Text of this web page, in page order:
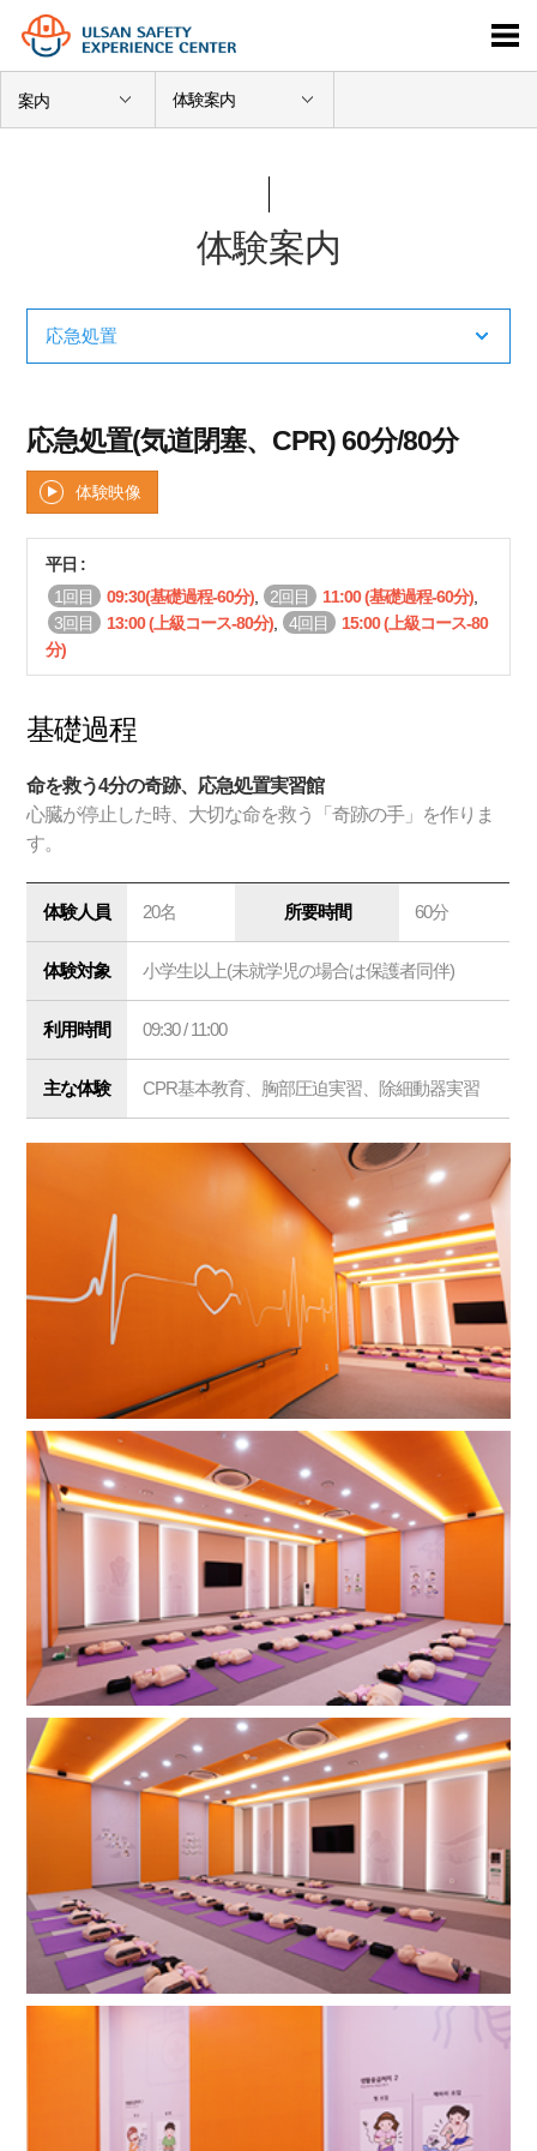
案内 体験案内
体験案内
応急処置(気道閉塞、CPR) 60分/80分
体験映像
平日 :
1回目
09:30(基礎過程-60分) 2回目 11:00 (基礎過程-60分)
3回目
13:00 (上級コース-80分) 4回目
15:00 (上級コース-80
分)
基礎過程
命を救う4分の奇跡、応急処置実習館
心臓が停止した時、大切な命を救う「奇跡の手」を作りま
す。
体験人員 20名 所要時間 60分
体験対象 小学生以上(未就学児の場合は保護者同伴)
利用時間 09:30 / 11:00
主な体験 CPR基本教育、胸部圧迫実習、除細動器実習